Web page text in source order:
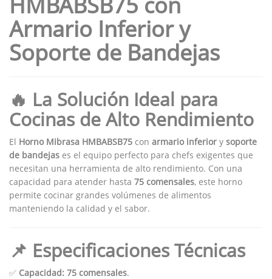
Armario Inferior y
Soporte de Bandejas
🔥 La Solución Ideal para
Cocinas de Alto Rendimiento
El Horno Mibrasa HMBABSB75 con armario inferior y soporte
de bandejas es el equipo perfecto para chefs exigentes que
necesitan una herramienta de alto rendimiento. Con una
capacidad para atender hasta 75 comensales, este horno
permite cocinar grandes volúmenes de alimentos
manteniendo la calidad y el sabor.
📌 Especificaciones Técnicas
✅ Capacidad: 75 comensales.